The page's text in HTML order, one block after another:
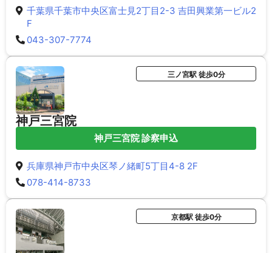
千葉県千葉市中央区富士見2丁目2-3 吉田興業第一ビル2
F
043-307-7774
神戸三宮院
三ノ宮駅 徒歩0分
神戸三宮院 診察申込
兵庫県神戸市中央区琴ノ緒町5丁目4-8 2F
078-414-8733
京都駅 徒歩0分